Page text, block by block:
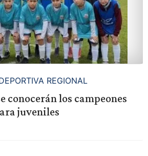
REGIONAL
conocerán los campeones
juveniles